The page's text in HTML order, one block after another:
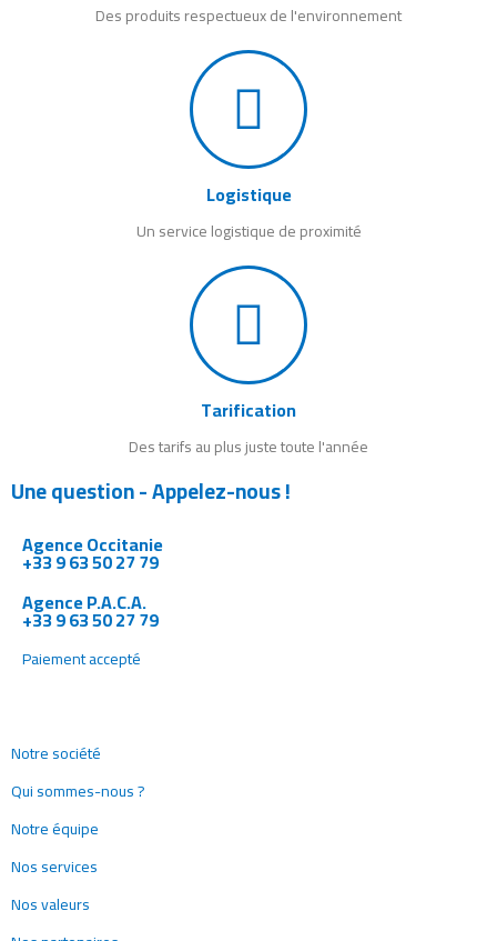
Des produits respectueux de l'environnement
Logistique
Un service logistique de proximité
Tarification
Des tarifs au plus juste toute l'année
Une question - Appelez-nous !
Agence Occitanie
+33 9 63 50 27 79
Agence P.A.C.A.
+33 9 63 50 27 79
Paiement accepté
Notre société
Qui sommes-nous ?
Notre équipe
Nos services
Nos valeurs